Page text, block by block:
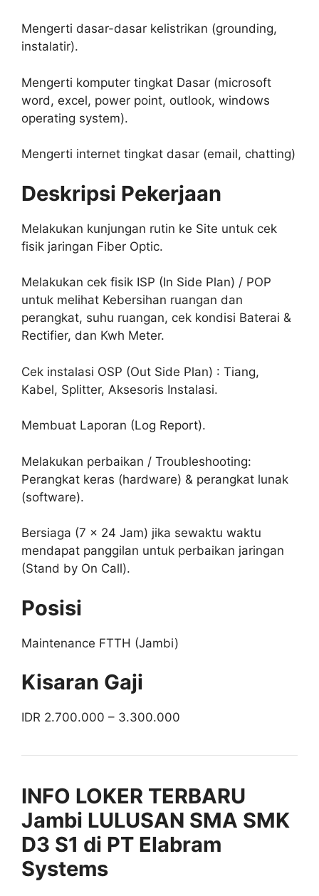
Mengerti dasar-dasar kelistrikan (grounding,
instalatir).
Mengerti komputer tingkat Dasar (microsoft
word, excel, power point, outlook, windows
operating system).
Mengerti internet tingkat dasar (email, chatting)
Deskripsi Pekerjaan
Melakukan kunjungan rutin ke Site untuk cek
fisik jaringan Fiber Optic.
Melakukan cek fisik ISP (In Side Plan) / POP
untuk melihat Kebersihan ruangan dan
perangkat, suhu ruangan, cek kondisi Baterai &
Rectifier, dan Kwh Meter.
Cek instalasi OSP (Out Side Plan) : Tiang,
Kabel, Splitter, Aksesoris Instalasi.
Membuat Laporan (Log Report).
Melakukan perbaikan / Troubleshooting:
Perangkat keras (hardware) & perangkat lunak
(software).
Bersiaga (7 x 24 Jam) jika sewaktu waktu
mendapat panggilan untuk perbaikan jaringan
(Stand by On Call).
Posisi
Maintenance FTTH (Jambi)
Kisaran Gaji
IDR 2.700.000 – 3.300.000
INFO LOKER TERBARU
Jambi LULUSAN SMA SMK
D3 S1 di PT Elabram
Systems